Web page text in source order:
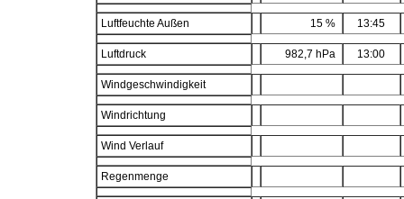
Luftfeuchte Außen 15 % 13:45
Luftdruck 982,7 hPa 13:00
Windgeschwindigkeit
Windrichtung
Wind Verlauf
Regenmenge